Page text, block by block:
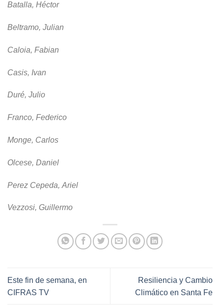
Batalla, Héctor
Beltramo, Julian
Caloia, Fabian
Casis, Ivan
Duré, Julio
Franco, Federico
Monge, Carlos
Olcese, Daniel
Perez Cepeda, Ariel
Vezzosi, Guillermo
Este fin de semana, en
CIFRAS TV
Resiliencia y Cambio
Climático en Santa Fe